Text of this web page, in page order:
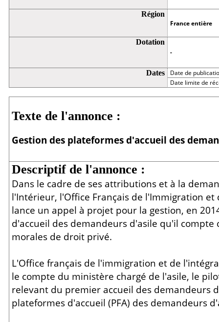
Région
France entière
Dotation
-
Dates
Date de
Date limite de
Texte de l'annonce :
Gestion des plateformes d'accueil des
Descriptif de l'annonce :
Dans le cadre de ses attributions et à la
l'Intérieur, l'Office Français de l'Immigration et
lance un appel à projet pour la gestion, en
d'accueil des demandeurs d'asile qu'il compte
morales de droit privé.
L'Office français de l'immigration et de
le compte du ministère chargé de l'asile, le
relevant du premier accueil des demandeurs
plateformes d'accueil (PFA) des demandeurs